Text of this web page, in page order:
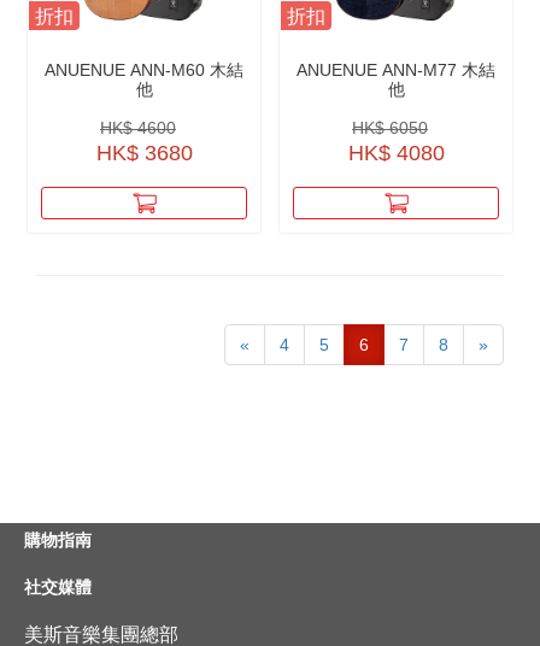
折扣
ANUENUE ANN-M60 木結
他
HK$ 4600
HK$ 3680
折扣
ANUENUE ANN-M77 木結
他
HK$ 6050
HK$ 4080
« 4 5 6 7 8 »
購物指南
社交媒體
美斯音樂集團總部